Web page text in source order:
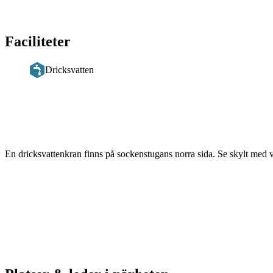
Faciliteter
Dricksvatten
En dricksvattenkran finns på sockenstugans norra sida. Se skylt med